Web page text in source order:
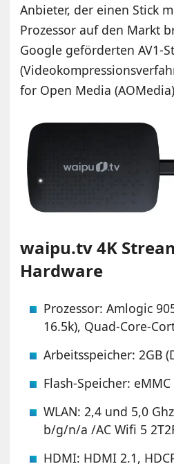
Anbieter, der einen Stick
Prozessor auf den Markt
Google geförderten AV1-
for Open Media
waipu.tv 4K
Hardware
Prozessor: Amlogic
16.5k), Quad-Core-
Arbeitsspeicher: 2GB
Flash-Speicher: eMMC
WLAN: 2,4 und 5,0
b/g/n/a /AC Wifi 5
HDMI: HDMI 2.1,